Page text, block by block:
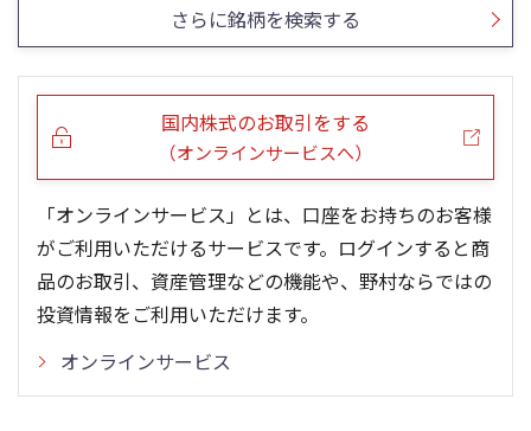
さらに銘柄を検索する
国内株式のお取引をする
（オンラインサービスへ）
「オンラインサービス」とは、口座をお持ちのお客様
がご利用いただけるサービスです。ログインすると商
品のお取引、資産管理などの機能や、野村ならではの
投資情報をご利用いただけます。
オンラインサービス